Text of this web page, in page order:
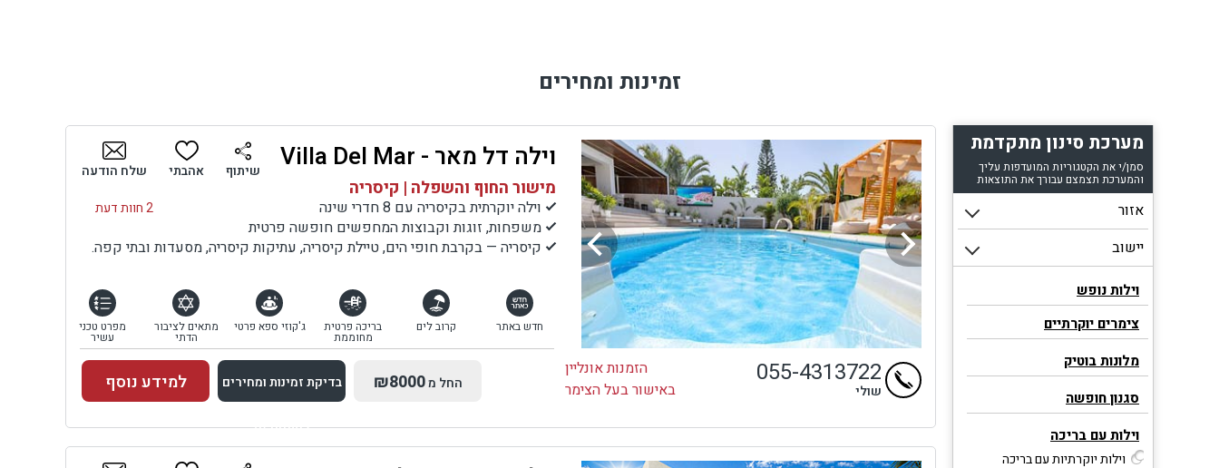
זמינות ומחירים
מערכת סינון מתקדמת
סמן/י את הקטגוריות המועדפות עליך
והמערכת תצמצם עבורך את התוצאות
וילות נופש
צימרים יוקרתיים
מלונות בוטיק
סגנון חופשה
וילות עם בריכה
וילות יוקרתיות עם בריכה
וילה דל מאר - Villa Del Mar
מישור החוף והשפלה | קיסריה
2 חוות דעת
וילה יוקרתית בקיסריה עם 8 חדרי שינה
משפחות, זוגות וקבוצות המחפשים חופשה פרטית
קיסריה — בקרבת חופי הים, טיילת קיסריה, עתיקות קיסריה, מסעדות ובתי קפה.
שיתוף אהבתי שלח הודעה
חדש באתר קרוב לים בריכה פרטית
מחוממת
ג'קוזי ספא פרטי מתאים לציבור
הדתי
מפרט טכני
עשיר
הזמנות אונליין
באישור בעל הצימר
055-4313722
שולי החל מ₪8000 בדיקת זמינות ומחירים
למתחם זה
למידע נוסף